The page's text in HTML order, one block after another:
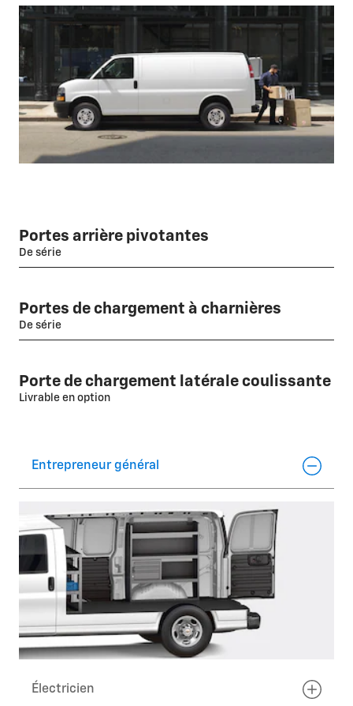
Portes arrière pivotantes
De série
Portes de chargement à charnières
De série
Porte de chargement latérale coulissante
Livrable en option
Entrepreneur général
Électricien